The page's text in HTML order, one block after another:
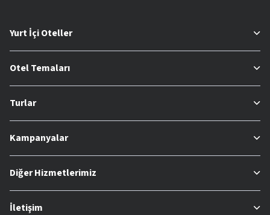
Yurt İçi Oteller
Otel Temaları
Turlar
Kampanyalar
Diğer Hizmetlerimiz
İletişim